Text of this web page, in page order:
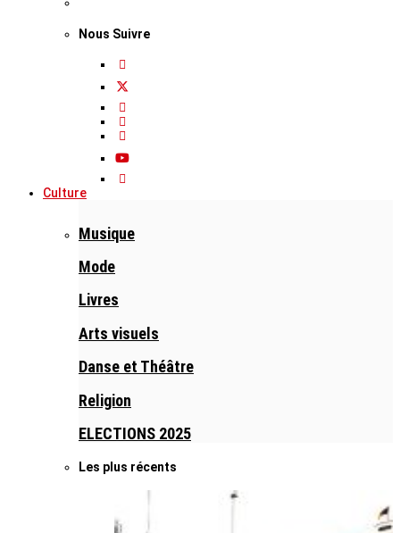
Nous Suivre
Culture
Musique
Mode
Livres
Arts visuels
Danse et Théâtre
Religion
ELECTIONS 2025
Les plus récents